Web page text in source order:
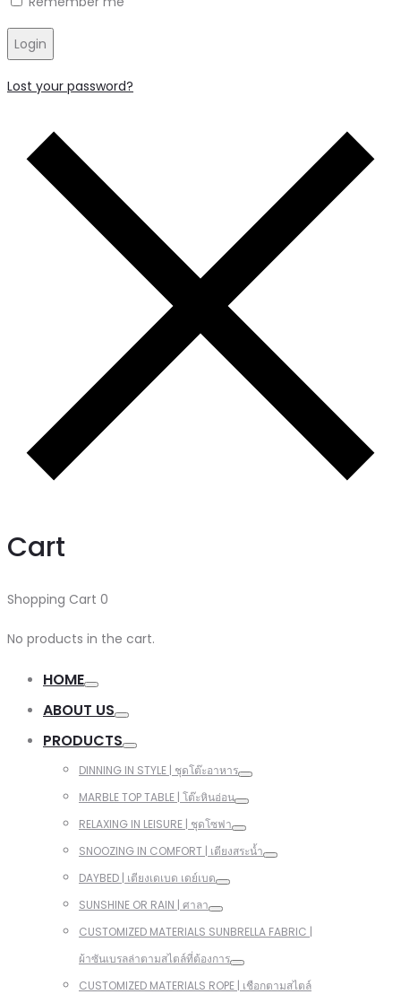
Login
Lost your password?
Cart
Shopping Cart 0
No products in the cart.
HOME
ABOUT US
PRODUCTS
DINNING IN STYLE | ชุดโต๊ะอาหาร
MARBLE TOP TABLE | โต๊ะหินอ่อน
RELAXING IN LEISURE | ชุดโซฟา
SNOOZING IN COMFORT | เตียงสระน้ำ
DAYBED | เตียงเดเบด เดย์เบด
SUNSHINE OR RAIN | ศาลา
CUSTOMIZED MATERIALS SUNBRELLA FABRIC |
ผ้าซันเบรลล่าตามสไตล์ที่ต้องการ
CUSTOMIZED MATERIALS ROPE | เชือกตามสไตล์